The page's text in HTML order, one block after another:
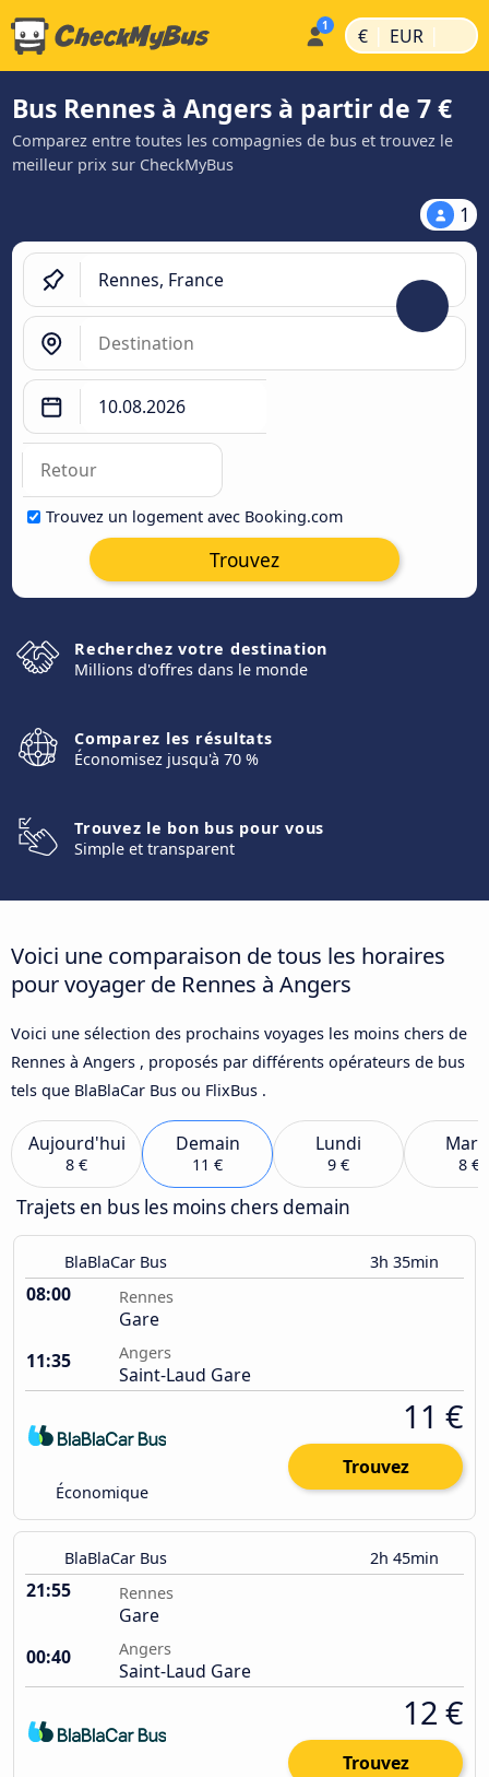
€ | EUR |
Bus Rennes à Angers à partir de 7 €
Comparez entre toutes les compagnies de bus et trouvez le
meilleur prix sur CheckMyBus
1
Trouvez un logement avec Booking.com
Trouvez
Recherchez votre destination
Millions d'offres dans le monde
Comparez les résultats
Économisez jusqu'à 70 %
Trouvez le bon bus pour vous
Simple et transparent
Voici une comparaison de tous les horaires
pour voyager de Rennes à Angers
Voici une sélection des prochains voyages les moins chers de
Rennes à Angers , proposés par différents opérateurs de bus
tels que BlaBlaCar Bus ou FlixBus .
Aujourd'hui
8 €
Demain
11 €
Lundi
9 € 8 €
Trajets en bus les moins chers demain
BlaBlaCar Bus 3h 35min
08:00 Rennes
Gare
11:35
Angers
Saint-Laud Gare
Économique
11 €
Trouvez
BlaBlaCar Bus 2h 45min
21:55 Rennes
Gare
00:40
Angers
Saint-Laud Gare
12 €
Trouvez